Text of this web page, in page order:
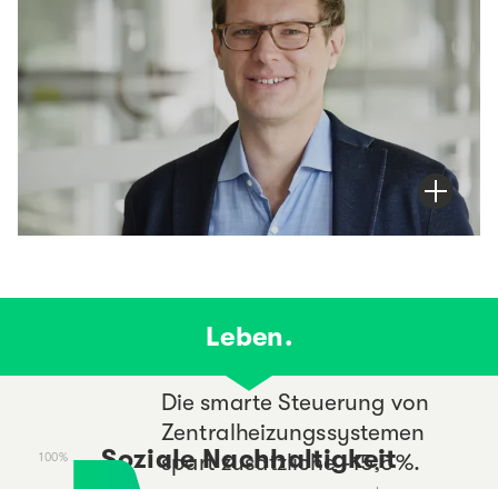
spart zusätzliche -15,5%.
Zentralheizungssystemen
Die smarte Steuerung von
1 00%
Leben.
Soziale Nachhaltigkeit